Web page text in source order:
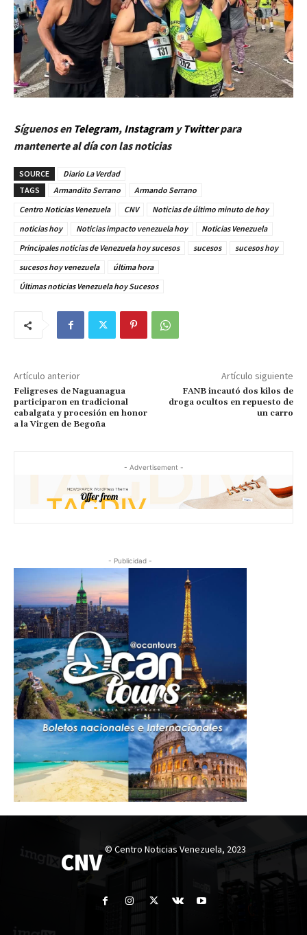
Síguenos en Telegram, InstagramyTwitterpara
mantenerte al día con las noticias
SOURCE
Diario La Verdad
TAGS
Armandito Serrano
Armando Serrano
Centro Noticias Venezuela
CNV
Noticias de último minuto de hoy
noticias hoy
Noticias impacto venezuela hoy
Noticias Venezuela
Principales noticias de Venezuela hoy sucesos
sucesos
sucesos hoy
sucesos hoy venezuela
última hora
Últimas noticias Venezuela hoy Sucesos
Artículo anterior
Feligreses de Naguanagua
participaron en tradicional
cabalgata y procesión en honor
a la Virgen de Begoña
Artículo siguiente
FANB incautó dos kilos de
droga ocultos en repuesto de
un carro
- Advertisement -
- Publicidad -
CNV © Centro Noticias Venezuela, 2023